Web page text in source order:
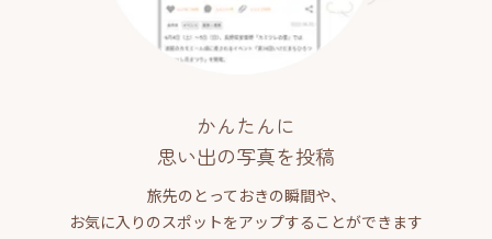
かんたんに
思い出の写真を投稿
旅先のとっておきの瞬間や、
お気に入りのスポットをアップすることができます